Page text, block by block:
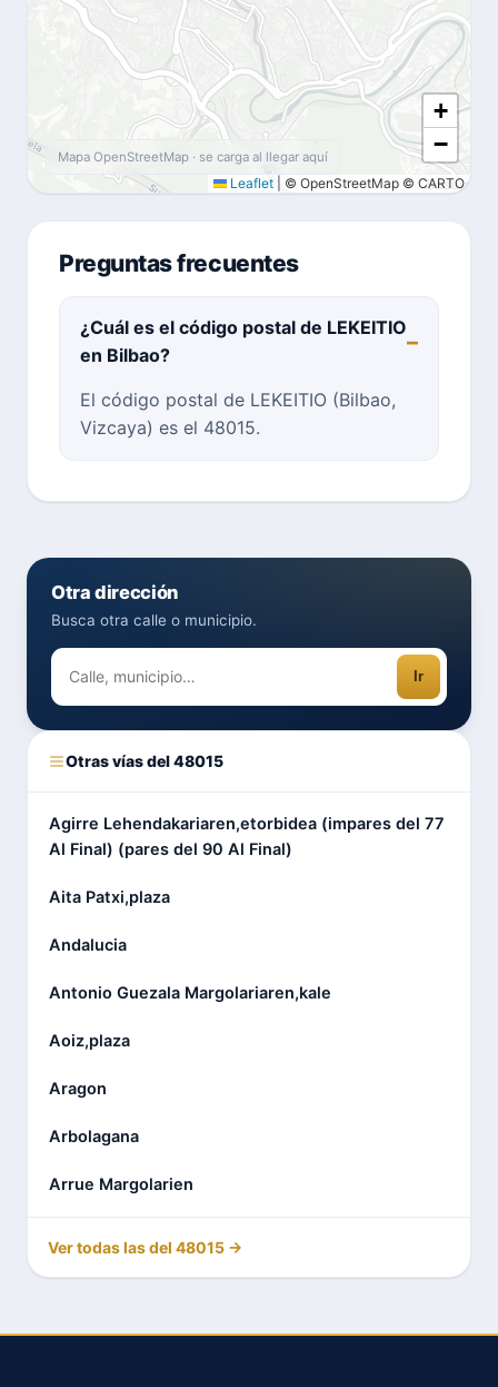
+
−
Leaflet © OpenStreetMap © CARTO
Mapa OpenStreetMap · se carga al llegar aquí
Preguntas frecuentes
¿Cuál es el código postal de LEKEITIO
en Bilbao?
El código postal de LEKEITIO (Bilbao,
Vizcaya) es el 48015.
Otra dirección
Busca otra calle o municipio.
Ir
Otras vías del 48015
Agirre Lehendakariaren,etorbidea (impares del 77
Al Final) (pares del 90 Al Final)
Aita Patxi,plaza
Andalucia
Antonio Guezala Margolariaren,kale
Aoiz,plaza
Aragon
Arbolagana
Arrue Margolarien
Ver todas las del 48015 →